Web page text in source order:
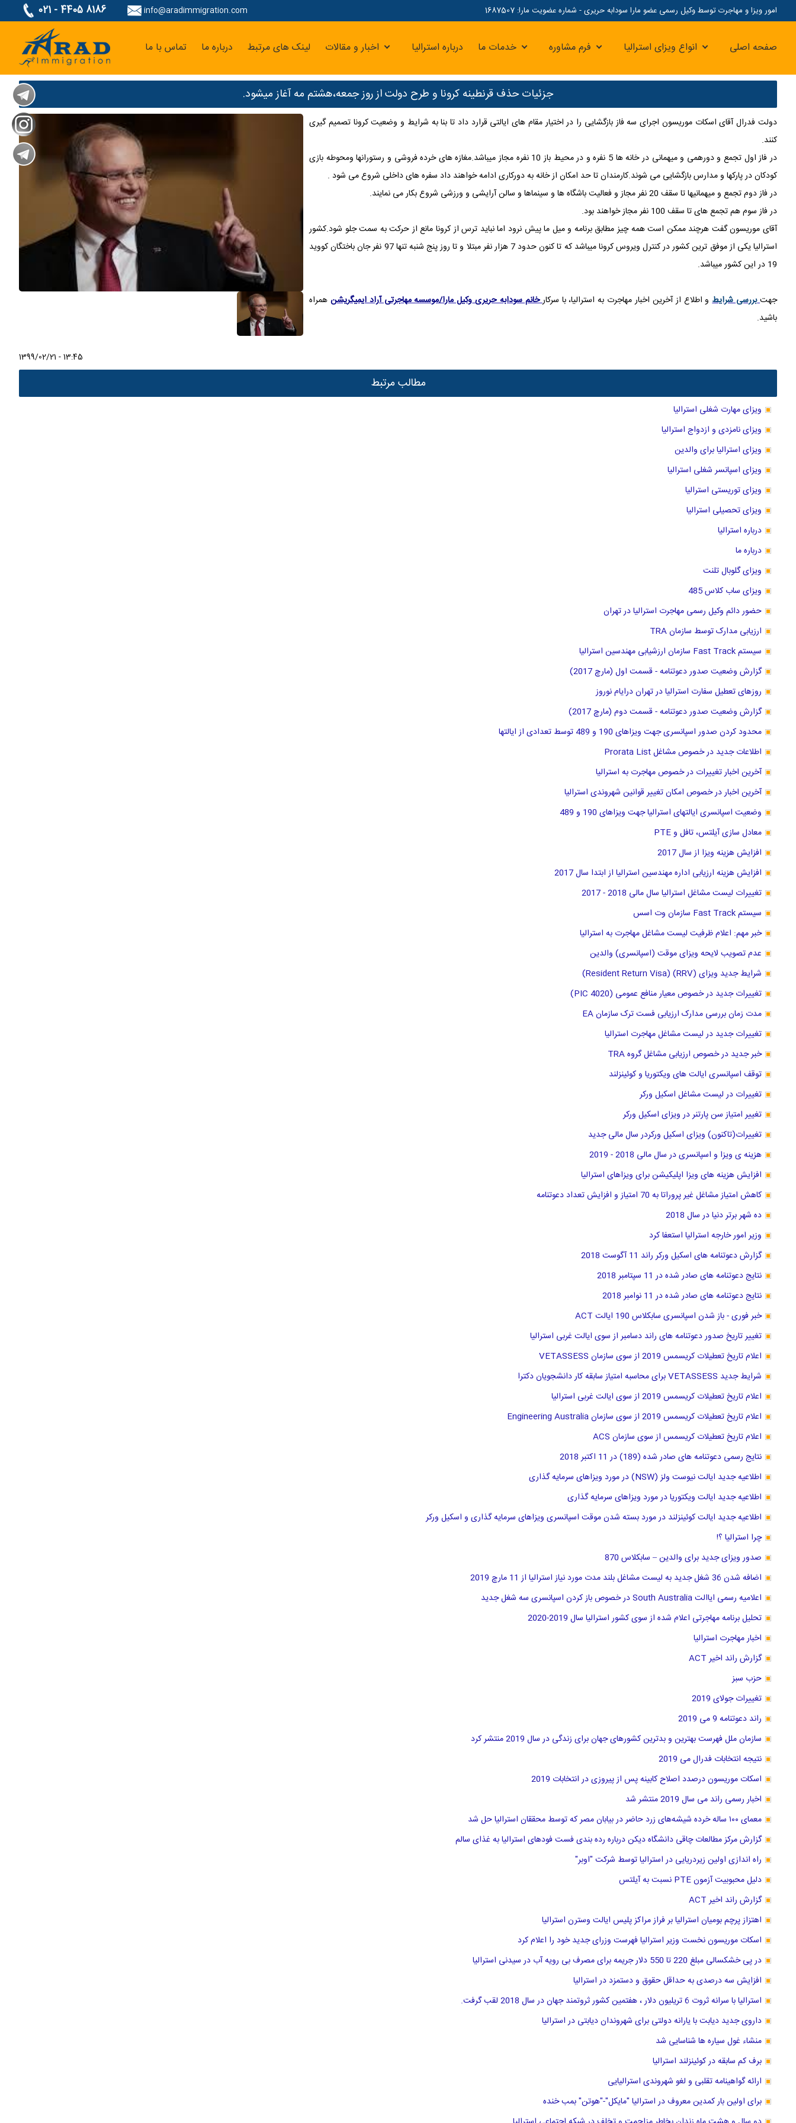
امور ویزا و مهاجرت توسط وکیل رسمی عضو مارا سودابه حریری - شماره عضویت مارا: 1687507 021 - 4405 8186 info@aradimmigration.com
صفحه اصلی انواع ویزای استرالیا فرم مشاوره خدمات ما درباره استرالیا اخبار و مقالات لینک های مرتبط درباره ما تماس با ما
جزئیات حذف قرنطینه کرونا و طرح دولت از روز جمعه،هشتم مه آغاز میشود.
دولت فدرال آقای اسکات موریسون اجرای سه فاز بازگشایی را در اختیار مقام های ایالتی قرارد داد تا بنا به شرایط و وضعیت کرونا تصمیم گیری
کنند.
در فاز اول تجمع و دورهمی و میهمانی در خانه ها 5 نفره و در محیط باز 10 نفره مجاز میباشد.مغازه های خرده فروشی و رستورانها ومحوطه بازی
کودکان در پارکها و مدارس بازگشایی می شوند.کارمندان تا حد امکان از خانه به دورکاری ادامه خواهند داد سفره های داخلی شروع می شود .
در فاز دوم تجمع و میهمانیها تا سقف 20 نفر مجاز و فعالیت باشگاه ها و سینماها و سالن آرایشی و ورزشی شروع بکار می نمایند.
در فاز سوم هم تجمع های تا سقف 100 نفر مجاز خواهند بود.
آقای موریسون گفت هرچند ممکن است همه چیز مطابق برنامه و میل ما پیش نرود اما نباید ترس از کرونا مانع از حرکت به سمت جلو شود.کشور
استرالیا یکی از موفق ترین کشور در کنترل ویروس کرونا میباشد که تا کنون حدود 7 هزار نفر مبتلا و تا روز پنج شنبه تنها 97 نفر جان باختگان کووید
19 در این کشور میباشد.
جهت بررسی شرایط و اطلاع از آخرین اخبار مهاجرت به استرالیا، با سرکار خانم سودابه حریری وکیل مارا/موسسه مهاجرتی آراد ایمیگریشن همراه
باشید.
1399/02/21 - 13:45
مطالب مرتبط
ویزای مهارت شغلی استرالیا
ویزای نامزدی و ازدواج استرالیا
ویزای استرالیا برای والدین
ویزای اسپانسر شغلی استرالیا
ویزای توریستی استرالیا
ویزای تحصیلی استرالیا
درباره استرالیا
درباره ما
ویزای گلوبال تلنت
ویزای ساب کلاس 485
حضور دائم وکیل رسمی مهاجرت استرالیا در تهران
ارزیابی مدارک توسط سازمان TRA
سیستم Fast Track سازمان ارزشیابی مهندسین استرالیا
گزارش وضعیت صدور دعوتنامه - قسمت اول (مارچ 2017)
روزهای تعطیل سفارت استرالیا در تهران درایام نوروز
گزارش وضعیت صدور دعوتنامه - قسمت دوم (مارچ 2017)
محدود کردن صدور اسپانسری جهت ویزاهای 190 و 489 توسط تعدادی از ایالتها
اطلاعات جدید در خصوص مشاغل Prorata List
آخرین اخبار تغییرات در خصوص مهاجرت به استرالیا
آخرین اخبار در خصوص امکان تغییر قوانین شهروندی استرالیا
وضعیت اسپانسری ایالتهای استرالیا جهت ویزاهای 190 و 489
معادل سازی آیلتس، تافل و PTE
افزایش هزینه ویزا از سال 2017
افزایش هزینه ارزیابی اداره مهندسین استرالیا از ابتدا سال 2017
تغییرات لیست مشاغل استرالیا سال مالی 2018 - 2017
سیستم Fast Track سازمان وت اسس
خبر مهم: اعلام ظرفیت لیست مشاغل مهاجرت به استرالیا
عدم تصویب لایحه ویزای موقت (اسپانسری) والدین
شرایط جدید ویزای (RRV) (Resident Return Visa)
تغییرات جدید در خصوص معیار منافع عمومی (PIC 4020)
مدت زمان بررسی مدارک ارزیابی فست ترک سازمان EA
تغییرات جدید در لیست مشاغل مهاجرت استرالیا
خبر جدید در خصوص ارزیابی مشاغل گروه TRA
توقف اسپانسری ایالت های ویکتوریا و کوئینزلند
تغییرات در لیست مشاغل اسکیل ورکر
تغییر امتیاز سن پارتنر در ویزای اسکیل ورکر
تغییرات(تاکنون) ویزای اسکیل ورکردر سال مالی جدید
هزینه ی ویزا و اسپانسری در سال مالی 2018 - 2019
افزایش هزینه های ویزا اپلیکیشن برای ویزاهای استرالیا
کاهش امتیاز مشاغل غیر پروراتا به 70 امتیاز و افزایش تعداد دعوتنامه
ده شهر برتر دنیا در سال 2018
وزیر امور خارجه استرالیا استعفا کرد
گزارش دعوتنامه های اسکیل ورکر راند 11 آگوست 2018
نتایج دعوتنامه های صادر شده در 11 سپتامبر 2018
نتایج دعوتنامه های صادر شده در 11 نوامبر 2018
خبر فوری - باز شدن اسپانسری سابکلاس 190 ایالت ACT
تغییر تاریخ صدور دعوتنامه های راند دسامبر از سوی ایالت غربی استرالیا
اعلام تاریخ تعطیلات کریسمس 2019 از سوی سازمان VETASSESS
شرایط جدید VETASSESS برای محاسبه امتیاز سابقه کار دانشجویان دکترا
اعلام تاریخ تعطیلات کریسمس 2019 از سوی ایالت غربی استرالیا
اعلام تاریخ تعطیلات کریسمس 2019 از سوی سازمان Engineering Australia
اعلام تاریخ تعطیلات کریسمس از سوی سازمان ACS
نتایج رسمی دعوتنامه های صادر شده (189) در 11 اکتبر 2018
اطلاعیه جدید ایالت نیوست ولز (NSW) در مورد ویزاهای سرمایه گذاری
اطلاعیه جدید ایالت ویکتوریا در مورد ویزاهای سرمایه گذاری
اطلاعیه جدید ایالت کوئینزلند در مورد بسته شدن موقت اسپانسری ویزاهای سرمایه گذاری و اسکیل ورکر
چرا استرالیا ؟!
صدور ویزای جدید برای والدین – سابکلاس 870
اضافه شدن 36 شغل جدید به لیست مشاغل بلند مدت مورد نیاز استرالیا از 11 مارچ 2019
اعلامیه رسمی ایاالت South Australia در خصوص باز کردن اسپانسری سه شغل جدید
تحلیل برنامه مهاجرتی اعلام شده از سوی کشور استرالیا سال 2019-2020
اخبار مهاجرت استرالیا
گزارش راند اخیر ACT
حزب سبز
تغییرات جولای 2019
راند دعوتنامه 9 می 2019
سازمان ملل فهرست بهترین و بدترین کشور‌های جهان برای زندگی در سال 2019 منتشر کرد
نتیجه انتخابات فدرال می 2019
اسکات موریسون درصدد اصلاح کابینه پس از پیروزی در انتخابات 2019
اخبار رسمی راند می سال 2019 منتشر شد
معمای ۱۰۰ ساله خرده شیشه‌های زرد حاضر در بیابان مصر که توسط محققان استرالیا حل شد
گزارش مرکز مطالعات چاقی دانشگاه دیکن درباره رده بندی فست فودهای استرالیا به غذای سالم
راه اندازی اولین زیردریایی در استرالیا توسط شرکت "اوبر"
دلیل محبوبیت آزمون PTE نسبت به آیلتس
گزارش راند اخیر ACT
اهتزاز پرچم بومیان استرالیا بر فراز مراکز پلیس ایالت وسترن استرالیا
اسکات موریسون نخست وزیر استرالیا فهرست وزرای جدید خود را اعلام کرد
در پی خشکسالی مبلغ 220 تا 550 دلار جریمه برای مصرف بی رویه آب در سیدنی استرالیا
افزایش سه درصدی به حداقل حقوق و دستمزد در استرالیا
استرالیا با سرانه ثروت 6 تریلیون دلار ، هفتمین کشور ثروتمند جهان در سال 2018 لقب گرفت.
داروی جدید دیابت با یارانه دولتی برای شهروندان دیابتی در استرالیا
منشاء غول سیاره ها شناسایی شد
برف کم سابقه در کوئینزلند استرالیا
ارائه گواهینامه تقلبی و لغو شهروندی استرالیایی
برای اولین بار کمدین معروف در استرالیا "مایکل"-"هوتن" بمب خنده